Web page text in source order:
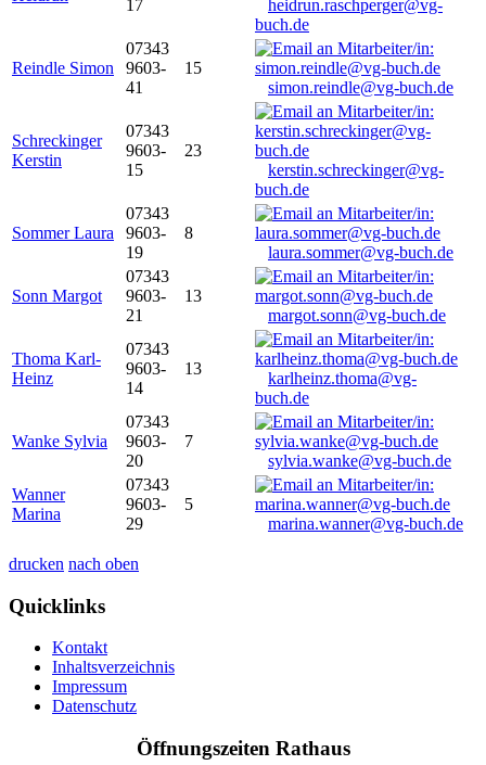
17
heidrun.raschperger@vg-
buch.de
Reindle Simon
07343
9603-
41
15
simon.reindle@vg-buch.de
Schreckinger
Kerstin
07343
9603-
15
23
kerstin.schreckinger@vg-
buch.de
Sommer Laura
07343
9603-
19
8
laura.sommer@vg-buch.de
Sonn Margot
07343
9603-
21
13
margot.sonn@vg-buch.de
Thoma Karl-
Heinz
07343
9603-
14
13
karlheinz.thoma@vg-
buch.de
Wanke Sylvia
07343
9603-
20
7
sylvia.wanke@vg-buch.de
Wanner
Marina
07343
9603-
29
5
marina.wanner@vg-buch.de
drucken nach oben
Quicklinks
Kontakt
Inhaltsverzeichnis
Impressum
Datenschutz
Öffnungszeiten Rathaus